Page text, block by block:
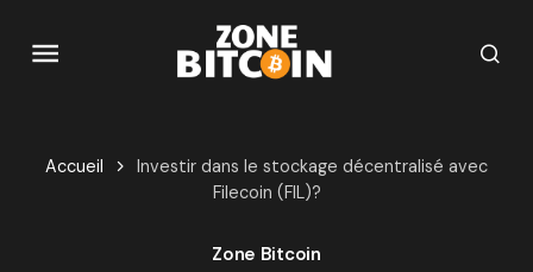
Accueil
Investir dans le stockage décentralisé avec
Filecoin (FIL)?
Zone Bitcoin